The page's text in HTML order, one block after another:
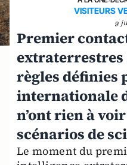
VISITEURS
9
Premier
extraterrestres
règles définies
internationale
n’ont rien à
scénarios de
Le moment du